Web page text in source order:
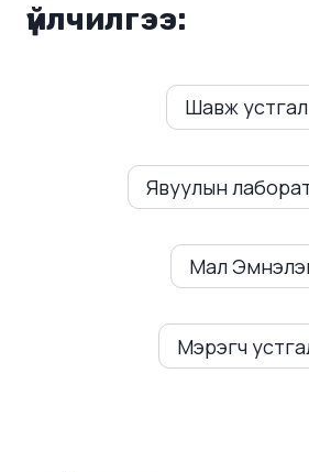
үйлчилгээ:
Шавж устгал
Явуулын
Мал
Мэрэгч